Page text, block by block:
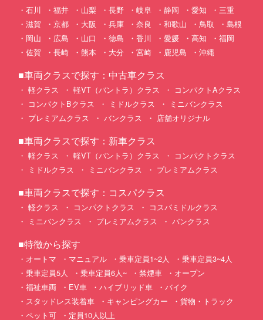
石川
福井 山梨 長野 岐阜 静岡 愛知
三重
滋賀
京都 大阪 兵庫 奈良 和歌山 鳥取
島根
岡山
広島 山口 徳島 香川 愛媛 高知
福岡
佐賀
長崎 熊本 大分 宮崎 鹿児島 沖縄
■車両クラスで探す：中古車クラス
軽クラス 軽VT（バントラ）クラス
コンパクトAクラス
コンパクトBクラス
ミドルクラス
ミニバンクラス
プレミアムクラス
バンクラス 店舗オリジナル
■車両クラスで探す：新車クラス
軽クラス 軽VT（バントラ）クラス
コンパクトクラス
ミドルクラス
ミニバンクラス プレミアムクラス
■車両クラスで探す：コスパクラス
軽クラス コンパクトクラス
コスパミドルクラス
ミニバンクラス
プレミアムクラス バンクラス
■特徴から探す
オートマ マニュアル 乗車定員1~2人
乗車定員3~4人
乗車定員5人
乗車定員6人~ 禁煙車
オープン
福祉車両
EV車 ハイブリッド車
バイク
スタッドレス装着車
キャンピングカー
貨物・トラック
ペット可
定員10人以上